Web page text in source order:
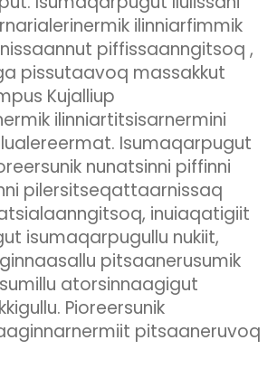
ilinniarfimmik
piffissaanngitsoq ,
pissutaavoq massakkut
Kujalliup
ilinniartitsisarnermini
Isumaqarpugut
nunatsinni piffinni
pilersitseqattaarnissaq
inuiaqatigiit
isumaqarpugullu nukiit,
pitsaanerusumik
atorsinnaagigut
Pioreersunik
pitsaaneruvoq